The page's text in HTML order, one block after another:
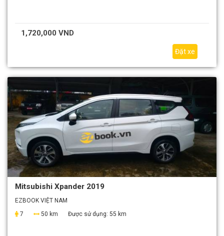
1,720,000 VND
Đặt xe
Mitsubishi Xpander 2019
EZBOOK VIỆT NAM
7
50 km Được sử dụng: 55 km